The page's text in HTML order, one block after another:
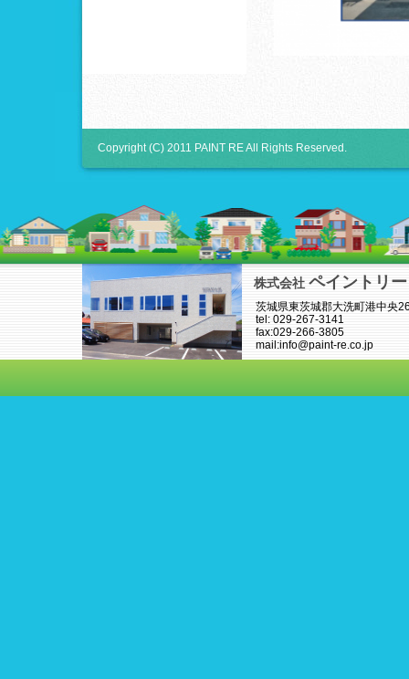
Copyright (C) 2011 PAINT RE All Rights Reserved.
株式会社 ペイントリー
茨城県東茨城郡大洗町港中央
tel: 029-267-3141
fax:029-266-3805
mail:info@paint-re.co.jp